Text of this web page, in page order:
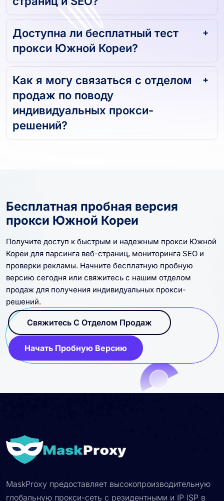
Доступна ли бесплатный тест
прокси Южной Кореи?
Как я могу связаться с отделом
продаж по поводу
индивидуальных прокси-
решений?
Бесплатная пробная версия
прокси Южной Кореи
Получите доступ к быстрым и надежным прокси Южной
Кореи для парсинга веб-страниц, мониторинга SEO и
проверки рекламы. Начните бесплатную пробную
решений.
Свяжитесь С Отделом Продаж
Начать Пробную Версию
MaskProxy предоставляет высокопроизводительную
глобальную прокси-сеть с резидентными и IP ISP в